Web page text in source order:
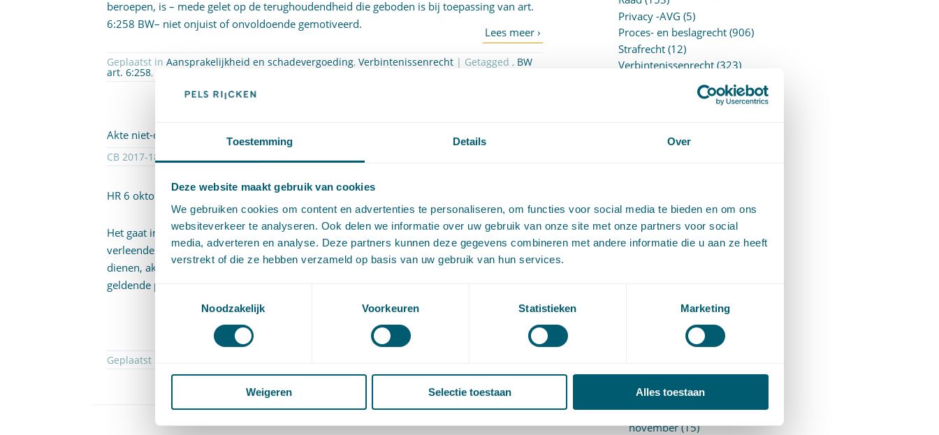
Toestemming Details Over
Deze website maakt gebruik van cookies
We gebruiken cookies om content en advertenties te personaliseren, om functies voor social media te bieden en om ons
websiteverkeer te analyseren. Ook delen we informatie over uw gebruik van onze site met onze partners voor social
media, adverteren en analyse. Deze partners kunnen deze gegevens combineren met andere informatie die u aan ze heeft
verstrekt of die ze hebben verzameld op basis van uw gebruik van hun services.
Toestemmingsselectie
Noodzakelijk
Voorkeuren Statistieken Marketing
Weigeren Selectie toestaan Alles toestaan
beroepen, is – mede gelet op de terughoudendheid die geboden is bij toepassing van art.
6:258 BW– niet onjuist of onvoldoende gemotiveerd.
Geplaatst inAansprakelijkheid en schadevergoeding,Verbintenissenrecht | Getagged , BW
art. 6:258, onvoorziene omstandigheden projectontwikkeling toekomstige omstandigheden
Akte niet-dienen op grond van pilotreglement van hof Amsterdam
HR 6 oktober 2017 ECLI:NL:HR:2017:2568
Het gaat in deze zaak om de vraag of het hof Amsterdam na afloop van de ambtshalve
verleende termijn van veertien dagen voor herstel van het verzuim om van grieven te
dienen, akte niet-dienen van grieven mocht verlenen op basis van het op dat moment
geldende pilotreglement bij dit hof.
Geplaatst in
Pagina 1 van 4 1 234→
Privacy -AVG (5)
Proces- en beslagrecht(906)
Strafrecht(12)
Verbintenissenrecht(323)
Vermogensrecht algemeen
Wetgeving
ARCHIEF
2025 (153)
december (15)
november (15)